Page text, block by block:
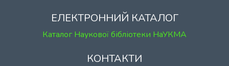
ЕЛЕКТРОННИЙ КАТАЛОГ
Каталог Наукової бібліотеки НаУКМА
КОНТАКТИ